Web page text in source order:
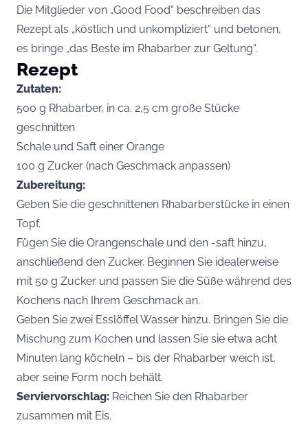
Die Mitglieder von „Good Food“ beschreiben das
Rezept als „köstlich und unkompliziert“ und betonen,
es bringe „das Beste im Rhabarber zur Geltung“.
Rezept
Zutaten:
500 g Rhabarber, in ca. 2,5 cm große Stücke
geschnitten
Schale und Saft einer Orange
100 g Zucker (nach Geschmack anpassen)
Zubereitung:
Geben Sie die geschnittenen Rhabarberstücke in einen
Topf.
Fügen Sie die Orangenschale und den -saft hinzu,
anschließend den Zucker. Beginnen Sie idealerweise
mit 50 g Zucker und passen Sie die Süße während des
Kochens nach Ihrem Geschmack an.
Geben Sie zwei Esslöffel Wasser hinzu. Bringen Sie die
Mischung zum Kochen und lassen Sie sie etwa acht
Minuten lang köcheln – bis der Rhabarber weich ist,
aber seine Form noch behält.
Serviervorschlag: Reichen Sie den Rhabarber
zusammen mit Eis.